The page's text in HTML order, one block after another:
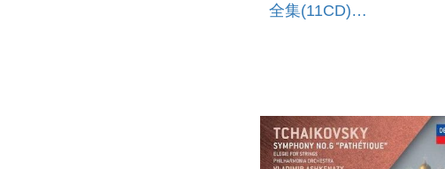
全集(11CD)